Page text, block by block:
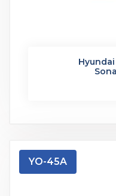
YO-45A